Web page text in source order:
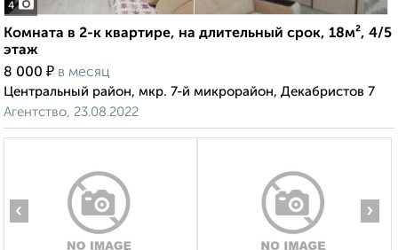
4
Комната в 2-к квартире, на длительный срок, 18м², 4/5
этаж
8 000 ₽ в месяц
Центральный район, мкр. 7-й микрорайон, Декабристов 7
Агентство, 23.08.2022
‹ ›